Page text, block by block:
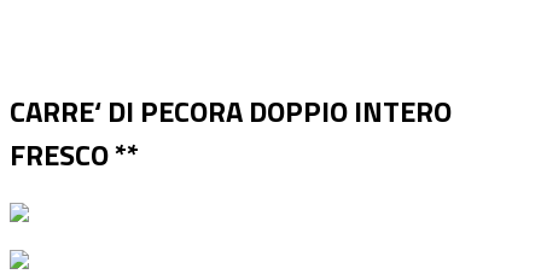
CARRE‘ DI PECORA DOPPIO INTERO
FRESCO **